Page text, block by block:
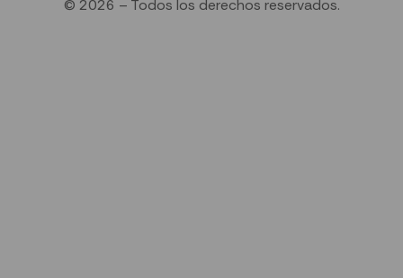
© 2026 – Todos los derechos reservados.